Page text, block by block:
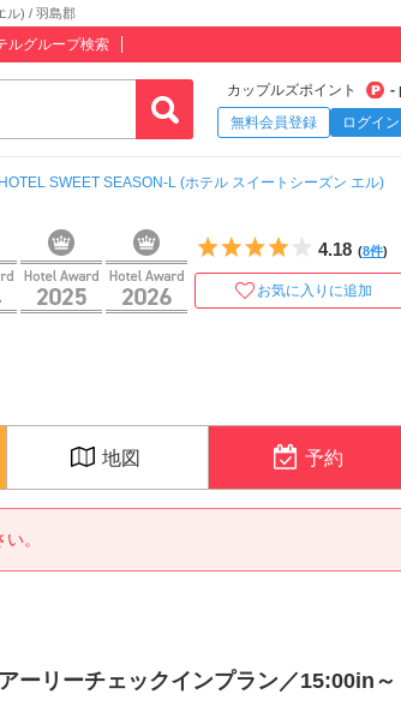
ル) / 羽島郡
ルグループ検索
カップルズポイント
-
無料会員登録
ログイン
HOTEL SWEET SEASON-L (ホテル スイートシーズン エル)
5つ星のうち
4.18 (8件)
お気に入りに追加
地図 予約
。
ーリーチェックインプラン／15:00in～